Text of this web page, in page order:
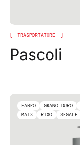
TRASPORTATORE
Pascoli
FARRO GRANO DURO
MAIS
RISO SEGALE